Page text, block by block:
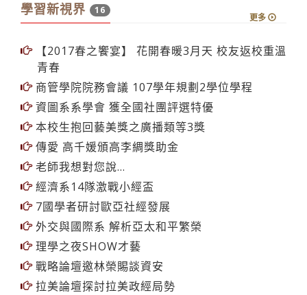
學習新視界 16
更多
【2017春之饗宴】 花開春暖3月天 校友返校重溫
青春
商管學院院務會議 107學年規劃2學位學程
資圖系系學會 獲全國社團評選特優
本校生抱回藝美獎之廣播類等3獎
傳愛 高千媛頒高李綢獎助金
老師我想對您說...
經濟系14隊激戰小經盃
7國學者研討歐亞社經發展
外交與國際系 解析亞太和平繁榮
理學之夜SHOW才藝
戰略論壇邀林榮賜談資安
拉美論壇探討拉美政經局勢